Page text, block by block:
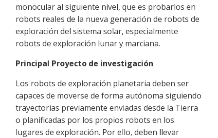
monocular al siguiente nivel, que es probarlos en
robots reales de la nueva generación de robots de
exploración del sistema solar, especialmente
robots de exploración lunar y marciana.
Principal Proyecto de investigación
Los robots de exploración planetaria deben ser
capaces de moverse de forma autónoma siguiendo
trayectorias previamente enviadas desde la Tierra
o planificadas por los propios robots en los
lugares de exploración. Por ello, deben llevar